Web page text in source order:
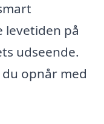
på
udseende.
opnår med